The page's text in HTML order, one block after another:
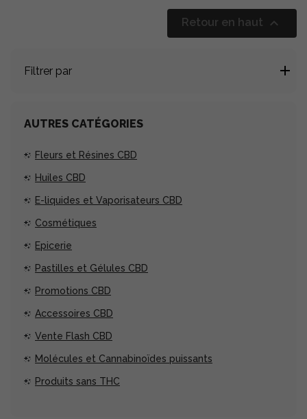
Filtrer par
AUTRES CATÉGORIES
Fleurs et Résines CBD
Huiles CBD
E-liquides et Vaporisateurs CBD
Cosmétiques
Epicerie
Pastilles et Gélules CBD
Promotions CBD
Accessoires CBD
Vente Flash CBD
Molécules et Cannabinoïdes puissants
Produits sans THC
Retour en haut 